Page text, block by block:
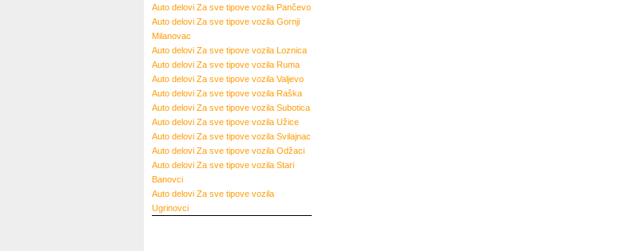
Auto delovi Za sve tipove vozila Pančevo
Auto delovi Za sve tipove vozila Gornji
Milanovac
Auto delovi Za sve tipove vozila Loznica
Auto delovi Za sve tipove vozila Ruma
Auto delovi Za sve tipove vozila Valjevo
Auto delovi Za sve tipove vozila Raška
Auto delovi Za sve tipove vozila Subotica
Auto delovi Za sve tipove vozila Užice
Auto delovi Za sve tipove vozila Svilajnac
Auto delovi Za sve tipove vozila Odžaci
Auto delovi Za sve tipove vozila Stari
Banovci
Auto delovi Za sve tipove vozila
Ugrinovci